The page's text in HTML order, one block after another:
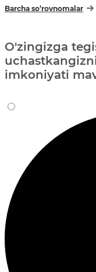
Barcha so‘rovnomalar
O'zingizga
imkoniyati